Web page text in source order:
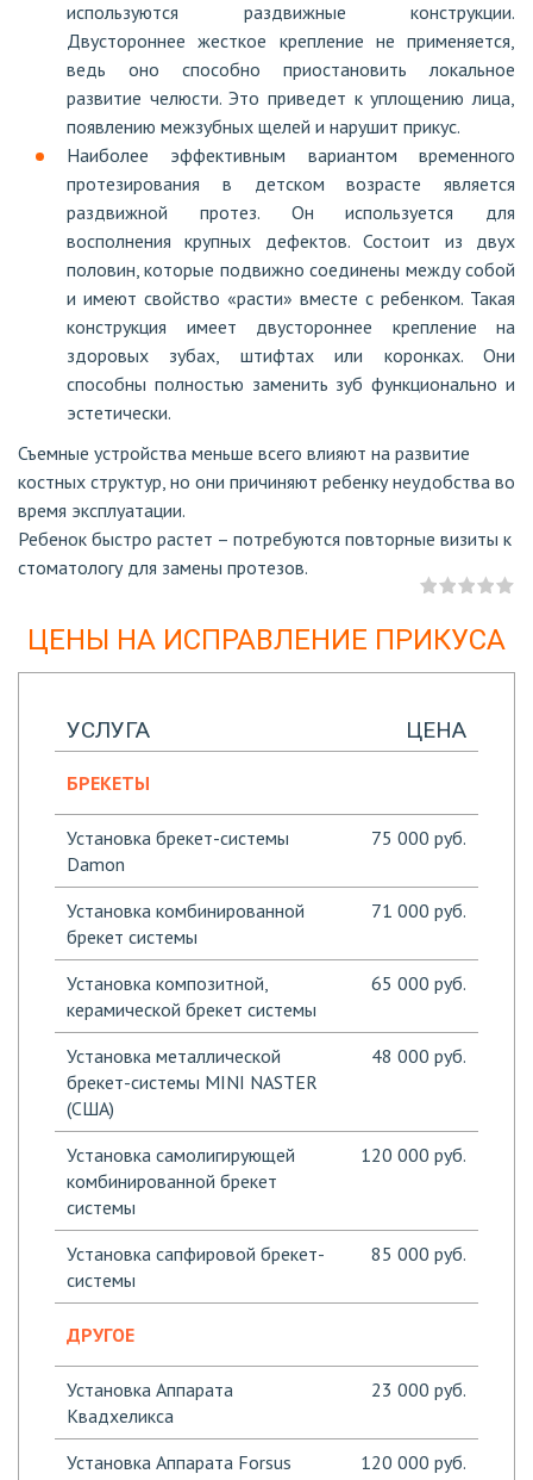
используются раздвижные конструкции.
Двустороннее жесткое крепление не применяется,
ведь оно способно приостановить локальное
развитие челюсти. Это приведет к уплощению лица,
появлению межзубных щелей и нарушит прикус.
Наиболее эффективным вариантом временного
протезирования в детском возрасте является
раздвижной протез. Он используется для
восполнения крупных дефектов. Состоит из двух
половин, которые подвижно соединены между собой
и имеют свойство «расти» вместе с ребенком. Такая
конструкция имеет двустороннее крепление на
здоровых зубах, штифтах или коронках. Они
способны полностью заменить зуб функционально и
эстетически.
Съемные устройства меньше всего влияют на развитие
костных структур, но они причиняют ребенку неудобства во
время эксплуатации.
Ребенок быстро растет – потребуются повторные визиты к
стоматологу для замены протезов.
ЦЕНЫ НА ИСПРАВЛЕНИЕ ПРИКУСА
УСЛУГА ЦЕНА
БРЕКЕТЫ
Установка брекет-системы
Damon
75 000 руб.
Установка комбинированной
брекет системы
71 000 руб.
Установка композитной,
керамической брекет системы
65 000 руб.
Установка металлической
брекет-системы MINI NASTER
(США)
48 000 руб.
Установка самолигирующей
комбинированной брекет
системы
120 000 руб.
Установка сапфировой брекет-
системы
85 000 руб.
ДРУГОЕ
Установка Аппарата
Квадхеликса
23 000 руб.
Установка Аппарата Forsus
120 000 руб.